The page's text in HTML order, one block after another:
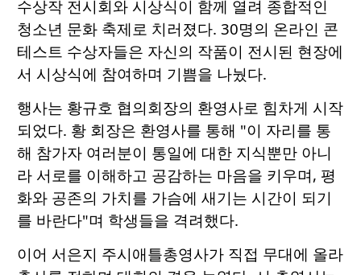
수상작 전시회와 시상식이 함께 열려 종합적인
청소년 문화 축제로 치러졌다. 30명의 온라인 콘
테스트 수상자들은 자신의 작품이 전시된 현장에
서 시상식에 참여하며 기쁨을 나눴다.
행사는 황규호 협의회장의 환영사로 힘차게 시작
되었다. 황 회장은 환영사를 통해 "이 자리를 통
해 참가자 여러분이 통일에 대한 지식뿐만 아니
라 서로를 이해하고 공감하는 마음을 키우며, 평
화와 공존의 가치를 가슴에 새기는 시간이 되기
를 바란다"며 학생들을 격려했다.
이어 서은지 주시애틀총영사가 직접 무대에 올라